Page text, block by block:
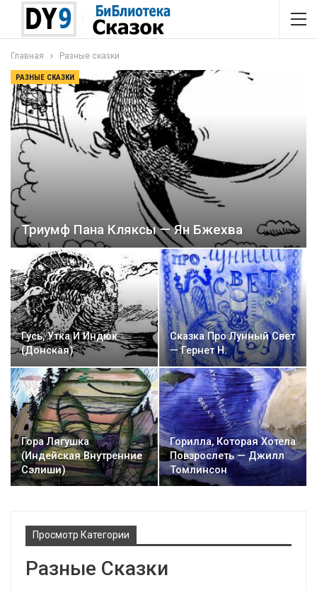
Главная Разные сказки
РАЗНЫЕ СКАЗКИ
Триумф Пана Кляксы — Ян Бжехва
Гусь, Утка И Индюк
(Донская)
Сказка Про Лунный Свет
— Гернет Н.
Гора Лягушка
(индейская Внутренние
Сэлиши)
Горилла, Которая Хотела
Повзрослеть — Джилл
Томлинсон
Просмотр Категории
Разные Сказки